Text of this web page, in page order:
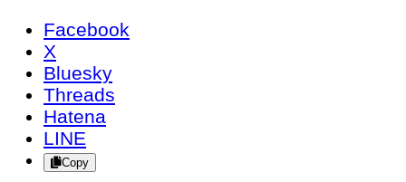
Facebook
X
Bluesky
Threads
Hatena
LINE
Copy